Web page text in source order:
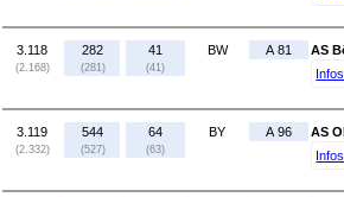
3.118
(2.168)
282
(281)
41
(41)
BW A 81
AS
3.119
(2.332)
544
(527)
64
(63)
BY A 96
AS